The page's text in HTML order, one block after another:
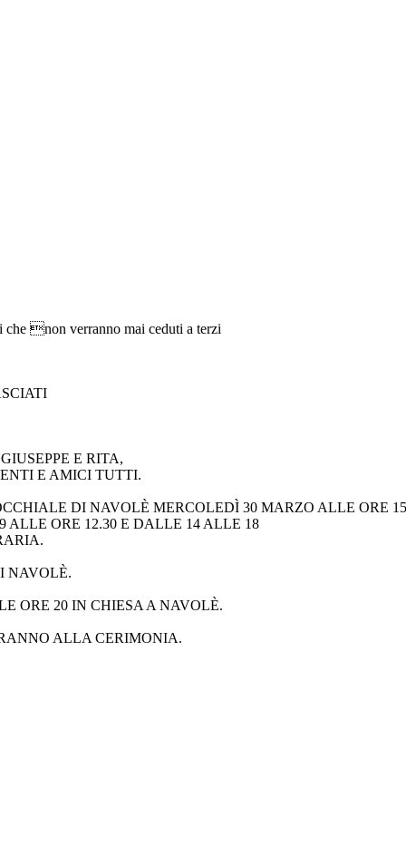
che non verranno mai ceduti a terzi
E RITA,
E AMICI TUTTI.
DI NAVOLÈ MERCOLEDÌ 30 MARZO ALLE ORE
ORE 12.30 E DALLE 14 ALLE 18
NAVOLÈ.
ORE 20 IN CHIESA A NAVOLÈ.
ALLA CERIMONIA.